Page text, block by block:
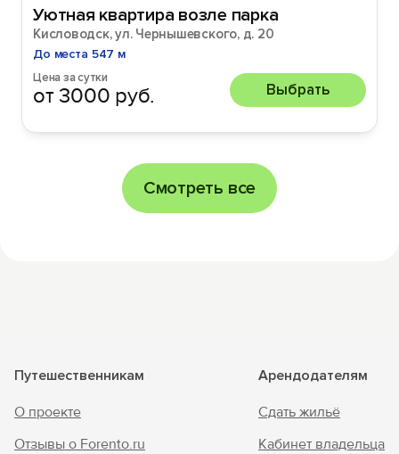
Уютная квартира возле парка
Кисловодск, ул. Чернышевского, д. 20
До места 547 м
Цена за сутки
от 3000 руб. Выбрать
Смотреть все
Путешественникам
О проекте
Отзывы о Forento.ru
Арендодателям
Сдать жильё
Кабинет владельца